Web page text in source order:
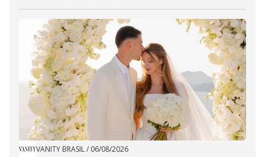
VANITY BRASIL/ 06/08/2026